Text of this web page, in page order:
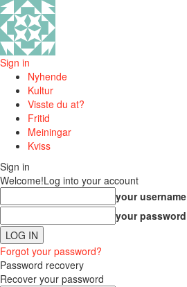
Sign in
Nyhende
Kultur
Visste du at?
Fritid
Meiningar
Kviss
Sign in
Welcome!Log into your account
your username
your password
Forgot your password?
Password recovery
Recover your password